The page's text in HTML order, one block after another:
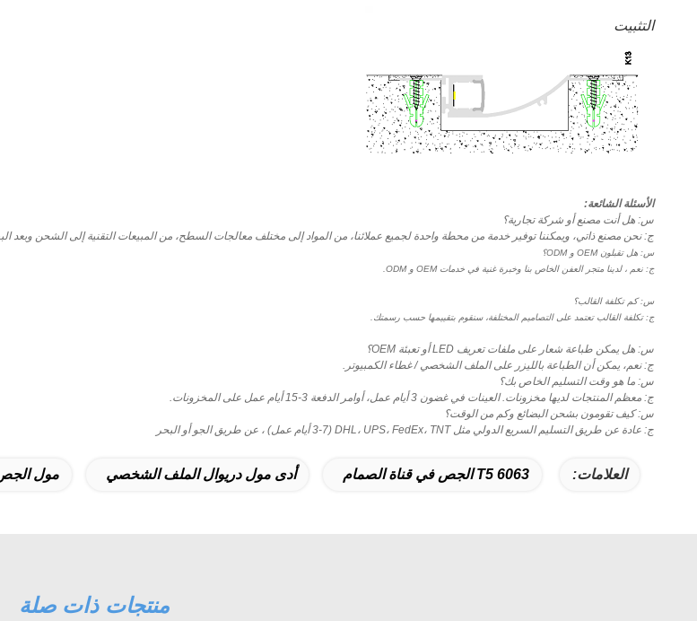
التثبيت
الأسئلة الشائعة:
س: هل أنت مصنع أو شركة تجارية؟
ج: نحن مصنع ذاتي، ويمكننا توفير خدمة من محطة واحدة لجميع عملائنا، من المواد إلى مختلف معالجات السطح، من المبيعات التقنية إلى الشحن وبعد
س: هل تقبلون OEM و ODM؟
ج: نعم ، لدينا متجر العفن الخاص بنا وخبرة غنية في خدمات OEM و ODM.
س: كم تكلفة القالب؟
ج: تكلفة القالب تعتمد على التصاميم المختلفة، سنقوم بتقييمها حسب رسمتك.
س: هل يمكن طباعة شعار على ملفات تعريف LED أو تعبئة OEM؟
ج: نعم، يمكن أن الطباعة بالليزر على الملف الشخصي / غطاء الكمبيوتر.
س: ما هو وقت التسليم الخاص بك؟
ج: معظم المنتجات لديها مخزونات. العينات في غضون 3 أيام عمل، أوامر الدفعة 3-15 أيام عمل على المخزونات.
س: كيف تقومون بشحن البضائع وكم من الوقت؟
ج: عادة عن طريق التسليم السريع الدولي مثل DHL، UPS، FedEx، TNT (3-7 أيام عمل) ، عن طريق الجو أو البحر
العلامات: T5 6063 الجص في قناة الصمام أدى مول دريوال الملف الشخصي مول
منتجات ذات صلة